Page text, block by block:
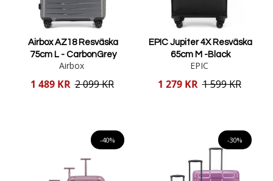
Airbox AZ18 Resväska
75cm L - CarbonGrey
Airbox
Reducerat
1 489 KR 2 099 KR
EPIC Jupiter 4X Resväska
65cm M -Black
EPIC
Reducerat
1 279 KR 1 599 KR
-40% -30%